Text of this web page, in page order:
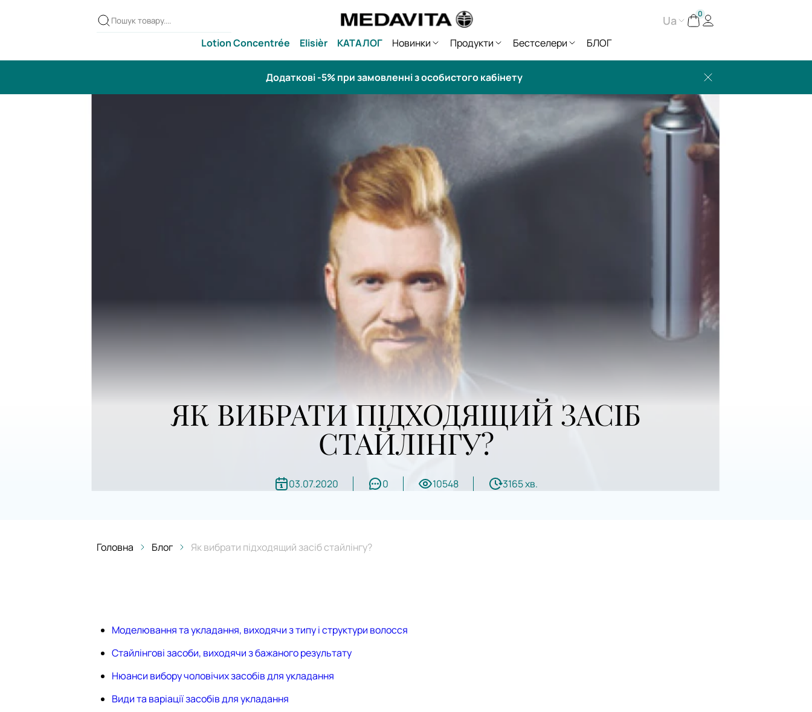
Ua 0
Lotion Concentrée Elisièr КАТАЛОГ Новинки Продукти Бестселери БЛОГ
Додаткові -5% при замовленні з особистого кабінету
ЯК ВИБРАТИ ПІДХОДЯЩИЙ ЗАСІБ
СТАЙЛІНГУ?
03.07.2020 0 10548 3165 хв.
Головна Блог Як вибрати підходящий засіб стайлінгу?
Моделювання та укладання, виходячи з типу і структури волосся
Стайлінгові засоби, виходячи з бажаного результату
Нюанси вибору чоловічих засобів для укладання
Види та варіації засобів для укладання